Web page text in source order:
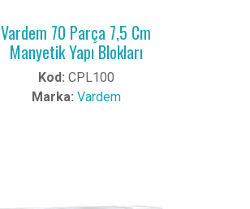
Vardem 70 Parça 7,5 Cm
Manyetik Yapı Blokları
Kod: CPL100
Marka: Vardem